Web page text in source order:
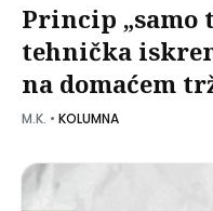
Princip „samo
tehnička
na domaćem
M.K. • KOLUMNA